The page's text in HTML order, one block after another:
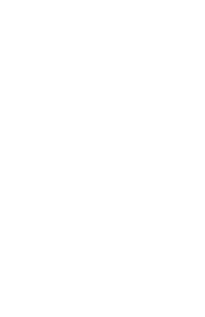
GT
GAINER